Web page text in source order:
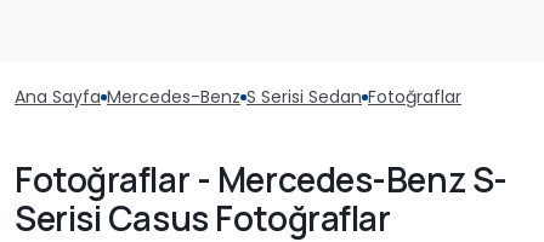
Ana Sayfa Mercedes-Benz S Serisi Sedan Fotoğraflar
Fotoğraflar - Mercedes-Benz S-
Serisi Casus Fotoğraflar